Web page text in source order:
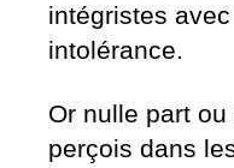
intégristes
intolérance.
Or nulle part
perçois dans